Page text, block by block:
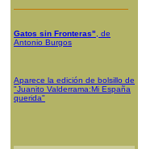
Gatos sin Fronteras" , de
Antonio Burgos
Aparece la edición de bolsillo de
"Juanito Valderrama:Mi España
querida"